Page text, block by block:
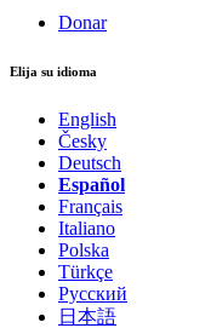
Donar
Elija su idioma
English
Česky
Deutsch
Español
Français
Italiano
Polska
Türkçe
Русский
日本語